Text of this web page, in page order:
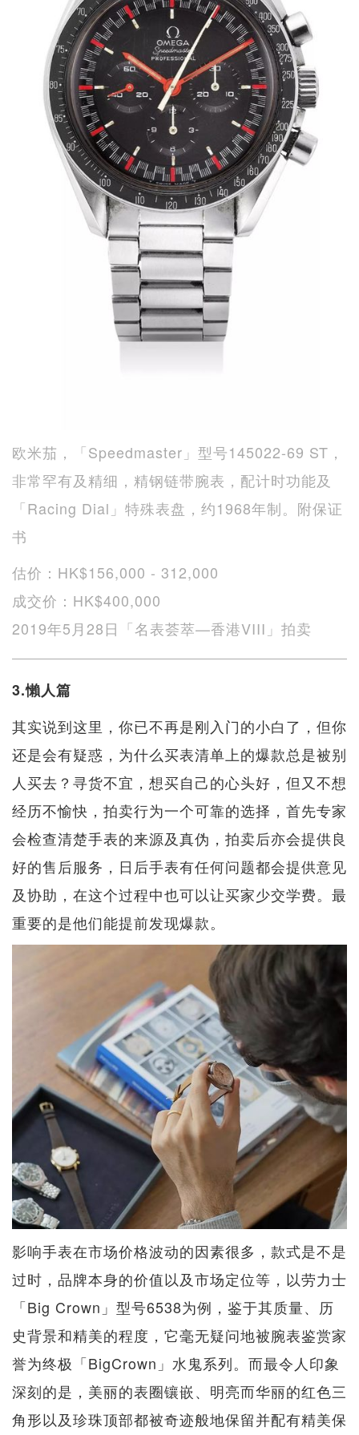
欧米茄，「Speedmaster」型号145022-69 ST，
非常罕有及精细，精钢链带腕表，配计时功能及
「Racing Dial」特殊表盘，约1968年制。附保证
书
估价：HK$156,000 - 312,000
成交价：HK$400,000
2019年5月28日「名表荟萃—香港VIII」拍卖
3.懶人篇
其实说到这里，你已不再是刚入门的小白了，但你
还是会有疑惑，为什么买表清单上的爆款总是被别
人买去？寻货不宜，想买自己的心头好，但又不想
经历不愉快，拍卖行为一个可靠的选择，首先专家
会检查清楚手表的来源及真伪，拍卖后亦会提供良
好的售后服务，日后手表有任何问题都会提供意见
及协助，在这个过程中也可以让买家少交学费。最
重要的是他们能提前发现爆款。
影响手表在市场价格波动的因素很多，款式是不是
过时，品牌本身的价值以及市场定位等，以劳力士
「Big Crown」型号6538为例，鉴于其质量、历
史背景和精美的程度，它毫无疑问地被腕表鉴赏家
誉为终极「BigCrown」水鬼系列。而最令人印象
深刻的是，美丽的表圈镶嵌、明亮而华丽的红色三
角形以及珍珠顶部都被奇迹般地保留并配有精美保